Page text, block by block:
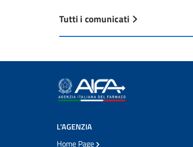
Tutti i comunicati
L'AGENZIA
Home Page